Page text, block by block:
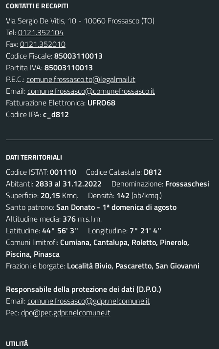
CONTATTI E RECAPITI
Via Sergio De Vitis, 10 - 10060 Frossasco (TO)
Tel:0121.352104
Fax:0121.352010
Codice Fiscale:85003110013
Partita IVA:85003110013
P.E.C.:comune.frossasco.to@legalmail.it
Email:comune.frossasco@comunefrossasco.it
Fatturazione Elettronica: UFRO68
Codice IPA:c_d812
DATI TERRITORIALI
Codice ISTAT:001110 Codice Catastale: D812
Abitanti: 2833 al 31.12.2022 Denominazione: Frossaschesi
Superficie: 20,15 Kmq. Densità: 142 (ab/kmq.)
Santo patrono:San Donato - 1ª domenica di agosto
Altitudine media: 376 m.s.l.m.
Latitudine:44° 56' 3'' Longitudine: 7° 21' 4''
Comuni limitrofi:Cumiana, Cantalupa, Roletto, Pinerolo,
Piscina, Pinasca
Frazioni e borgate: Località Bivio, Pascaretto, San Giovanni
Responsabile della protezione dei dati (D.P.O.)
Email:comune.frossasco@gdpr.nelcomune.it
Pec:dpo@pec.gdpr.nelcomune.it
UTILITÀ